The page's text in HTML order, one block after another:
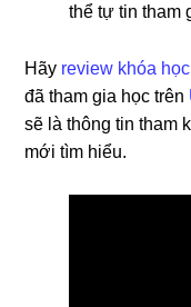
thể tự tin tham
Hãy review khóa học
đã tham gia học trên
sẽ là thông tin tham
mới tìm hiểu.